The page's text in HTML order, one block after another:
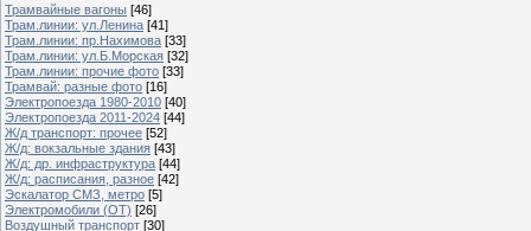
Трамвайные вагоны [46]
Трам.линии: ул.Ленина [41]
Трам.линии: пр.Нахимова [33]
Трам.линии: ул.Б.Морская [32]
Трам.линии: прочие фото [33]
Трамвай: разные фото [16]
Электропоезда 1980-2010 [40]
Электропоезда 2011-2024 [44]
Ж/д транспорт: прочее [52]
Ж/д: вокзальные здания [43]
Ж/д: др. инфраструктура [44]
Ж/д: расписания, разное [42]
Эскалатор СМЗ, метро [5]
Электромобили (ОТ) [26]
Воздушный транспорт [30]